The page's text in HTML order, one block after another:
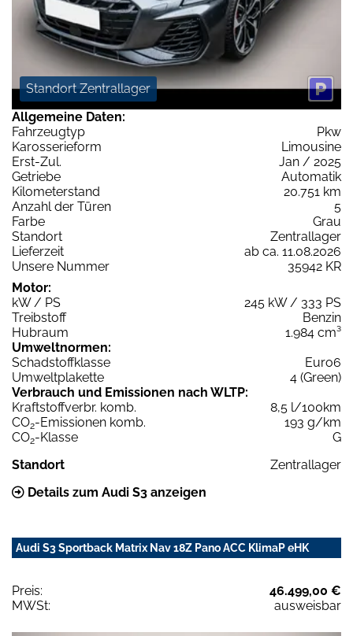
Standort Zentrallager
Allgemeine Daten:
Fahrzeugtyp
Pkw
Karosserieform
Limousine
Erst-Zul.
Jan / 2025
Getriebe
Automatik
Kilometerstand
20.751 km
Anzahl der Türen
5
Farbe
Grau
Standort
Zentrallager
Lieferzeit
ab ca. 11.08.2026
Unsere Nummer
35942 KR
Motor:
kW / PS
245 kW / 333 PS
Treibstoff
Benzin
Hubraum
1.984 cm³
Umweltnormen:
Schadstoffklasse
Euro6
Umweltplakette
4 (Green)
Verbrauch und Emissionen nach WLTP:
Kraftstoffverbr. komb.
8,5 l/100km
CO2-Emissionen komb.
193 g/km
CO2-Klasse
G
Standort
Zentrallager
Details zum Audi S3 anzeigen
Audi S3 Sportback Matrix Nav 18Z Pano ACC KlimaP eHK
Preis:
46.499,00 €
MWSt:
ausweisbar